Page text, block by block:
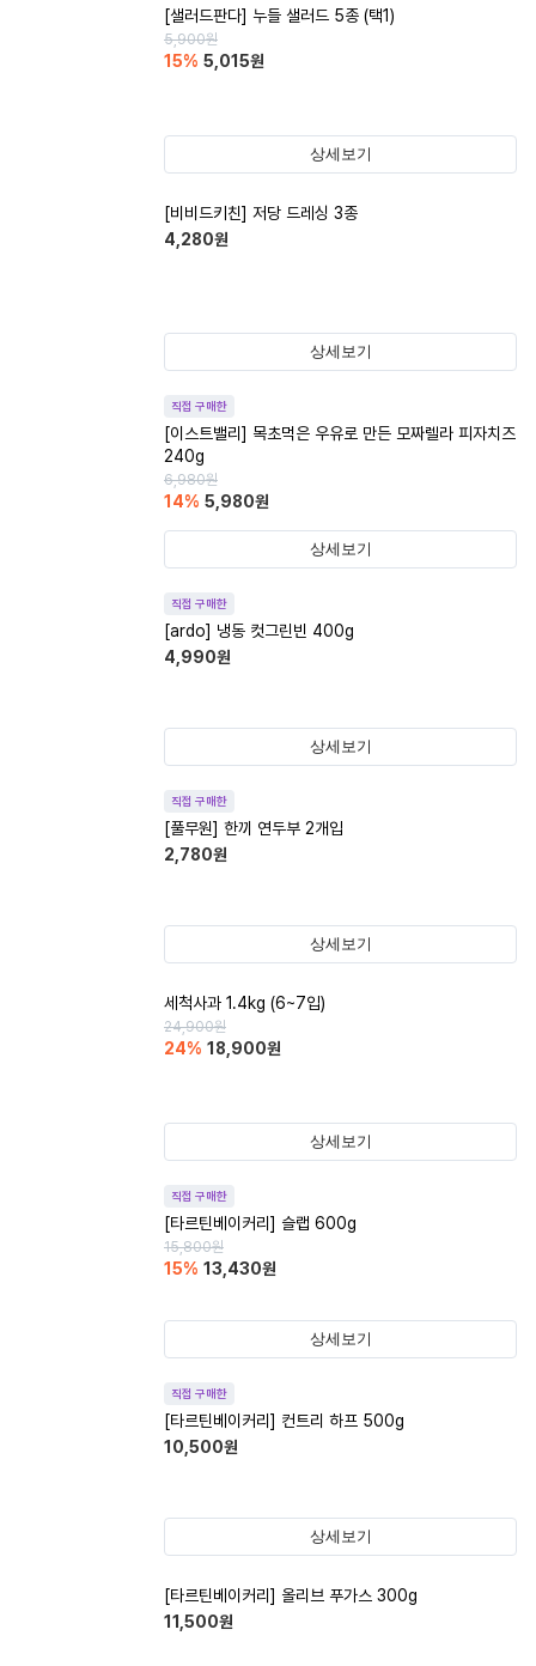
[샐러드판다] 누들 샐러드 5종 (택1)
5,900원
15% 5,015원
상세보기
[비비드키친] 저당 드레싱 3종
4,280원
상세보기
직접 구매한
[이스트밸리] 목초먹은 우유로 만든 모짜렐라 피자치즈
240g
6,980원
14% 5,980원
상세보기
직접 구매한
[ardo] 냉동 컷그린빈 400g
4,990원
상세보기
직접 구매한
[풀무원] 한끼 연두부 2개입
2,780원
상세보기
세척사과 1.4kg (6~7입)
24,900원
24% 18,900원
상세보기
직접 구매한
[타르틴베이커리] 슬랩 600g
15,800원
15% 13,430원
상세보기
직접 구매한
[타르틴베이커리] 컨트리 하프 500g
10,500원
상세보기
[타르틴베이커리] 올리브 푸가스 300g
11,500원